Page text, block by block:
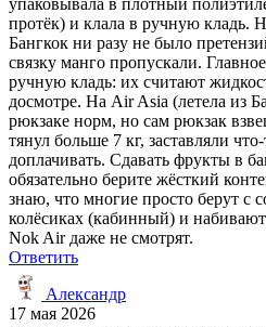
протёк) и клала в ручную кладь.
Бангкок ни разу не было
связку манго пропускали.
ручную кладь: их считают
досмотре. На Air Asia (летела из
рюкзаке норм, но сам рюкзак
тянул больше 7 кг, заставляли
доплачивать. Сдавать фрукты в
обязательно берите жёсткий
знаю, что многие просто берут с
колёсиках (кабинный) и
Nok Air даже не смотрят.
Ответить
Александр
17 мая 2026